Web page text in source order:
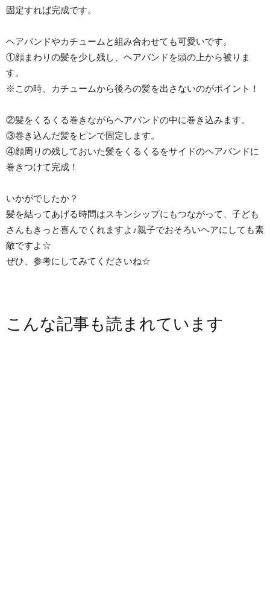
固定すれば完成です。
ヘアバンドやカチュームと組み合わせても可愛いです。
①顔まわりの髪を少し残し、ヘアバンドを頭の上から被りま
す。
※この時、カチュームから後ろの髪を出さないのがポイント！
②髪をくるくる巻きながらヘアバンドの中に巻き込みます。
③巻き込んだ髪をピンで固定します。
④顔周りの残しておいた髪をくるくるをサイドのヘアバンドに
巻きつけて完成！
いかがでしたか？
髪を結ってあげる時間はスキンシップにもつながって、子ども
さんもきっと喜んでくれますよ♪親子でおそろいヘアにしても素
敵ですよ☆
ぜひ、参考にしてみてくださいね☆
こんな記事も読まれています